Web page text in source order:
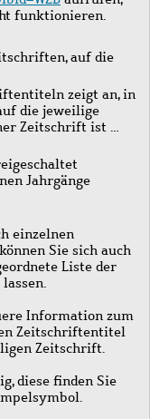
funktionieren.
auf die
zeigt an, in
die jeweilige
Zeitschrift ist …
Jahrgänge
einzelnen
Sie sich auch
Liste der
Information zum
Zeitschriftentitel
Zeitschrift.
diese finden Sie